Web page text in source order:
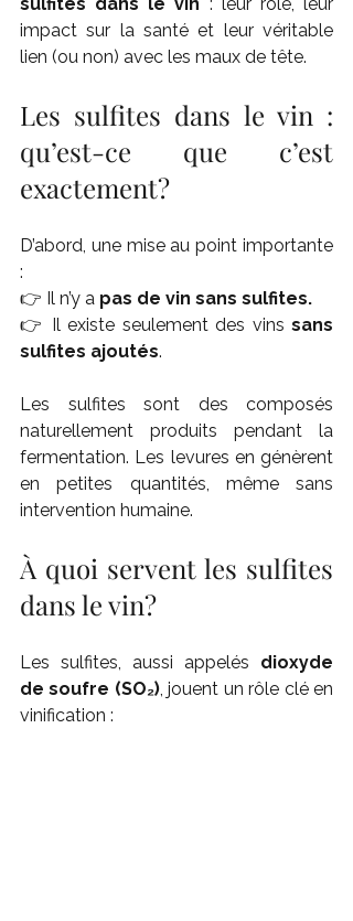
impact sur la santé et leur véritable
lien (ou non) avec les maux de tête.
Les sulfites dans le vin :
qu’est-ce que c’est
exactement?
D’abord, une mise au point importante
:
👉 Il n’y a pas de vin sans sulfites.
👉 Il existe seulement des vins sans
sulfites ajoutés.
Les sulfites sont des composés
naturellement produits pendant la
fermentation. Les levures en génèrent
en petites quantités, même sans
intervention humaine.
À quoi servent les sulfites
dans le vin?
Les sulfites, aussi appelés dioxyde
de soufre (SO₂), jouent un rôle clé en
vinification :